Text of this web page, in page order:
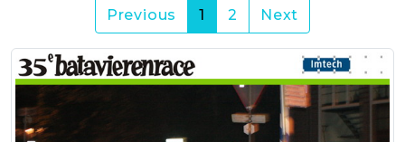
Previous
1 (current)
2 Next